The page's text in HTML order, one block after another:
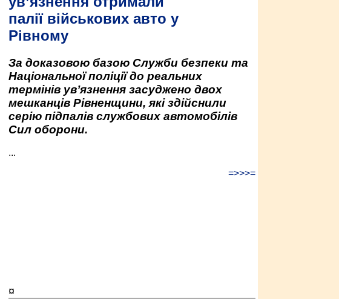
палії військових авто у
Рівному
За доказовою базою Служби безпеки та
Національної поліції до реальних
термінів ув’язнення засуджено двох
мешканців Рівненщини, які здійснили
серію підпалів службових автомобілів
Сил оборони.
...
=>>>=
¤